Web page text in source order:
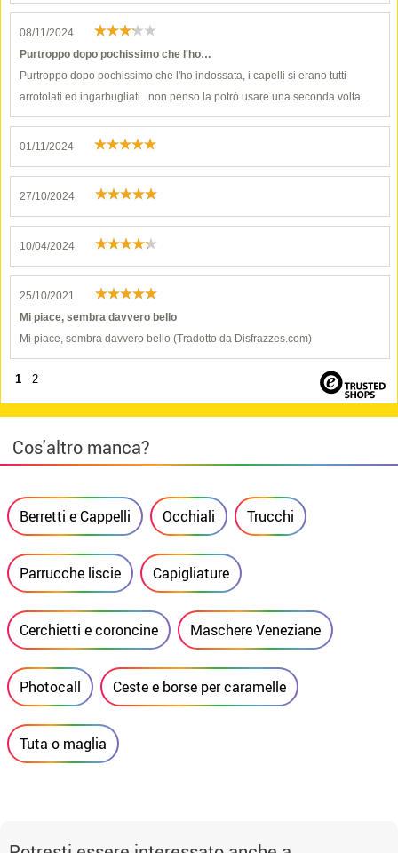
08/11/2024
Purtroppo dopo pochissimo che l'ho…
Purtroppo dopo pochissimo che l'ho indossata, i capelli si erano tutti
arrotolati ed ingarbugliati...non penso la potrò usare una seconda volta.
01/11/2024
27/10/2024
10/04/2024
25/10/2021
Mi piace, sembra davvero bello
Mi piace, sembra davvero bello (Tradotto da Disfrazzes.com)
1 2
Cos'altro manca?
Berretti e Cappelli Occhiali Trucchi
Parrucche liscie Capigliature
Cerchietti e coroncine Maschere Veneziane
Photocall Ceste e borse per caramelle
Tuta o maglia